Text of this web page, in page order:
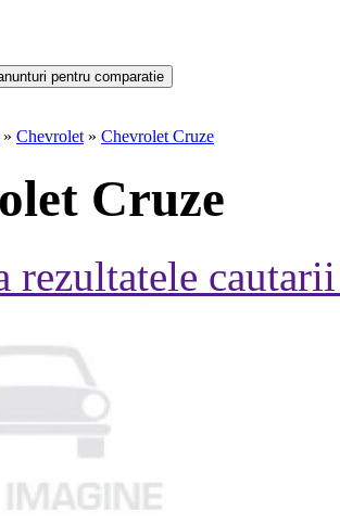
» Chevrolet » Chevrolet Cruze
Cruze
rezultatele